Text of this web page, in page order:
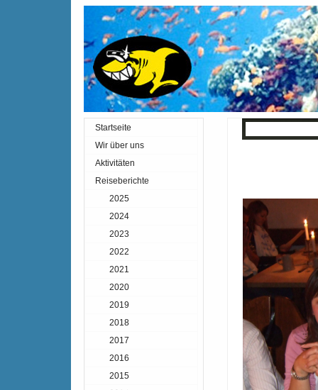
Startseite
Wir über uns
Aktivitäten
Reiseberichte
2025
2024
2023
2022
2021
2020
2019
2018
2017
2016
2015